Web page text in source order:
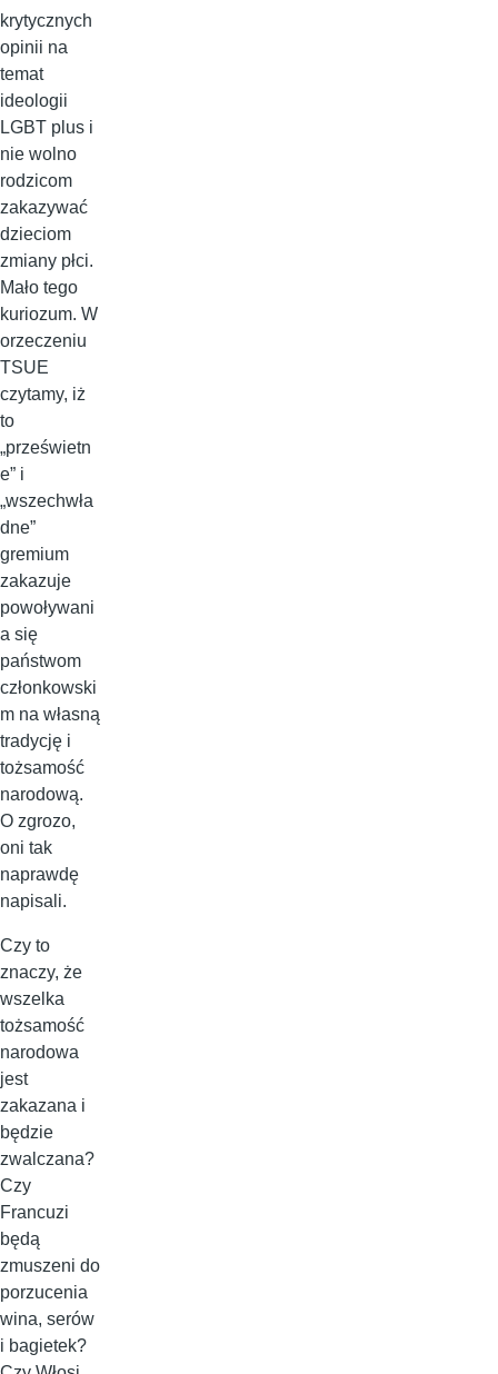
krytycznych
opinii na
temat
ideologii
LGBT plus i
nie wolno
rodzicom
zakazywać
dzieciom
zmiany płci.
Mało tego
kuriozum. W
orzeczeniu
TSUE
czytamy, iż
to
„prześwietn
e” i
„wszechwła
dne”
gremium
zakazuje
powoływani
a się
państwom
członkowski
m na własną
tradycję i
tożsamość
narodową.
O zgrozo,
oni tak
naprawdę
napisali.
Czy to
znaczy, że
wszelka
tożsamość
narodowa
jest
zakazana i
będzie
zwalczana?
Czy
Francuzi
będą
zmuszeni do
porzucenia
wina, serów
i bagietek?